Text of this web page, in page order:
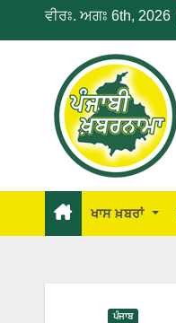
ਵੀਰਃ. ਅਗਃ 6th, 2026
ਖਾਸ ਖ਼ਬਰਾਂ
ਪੰਜਾਬ